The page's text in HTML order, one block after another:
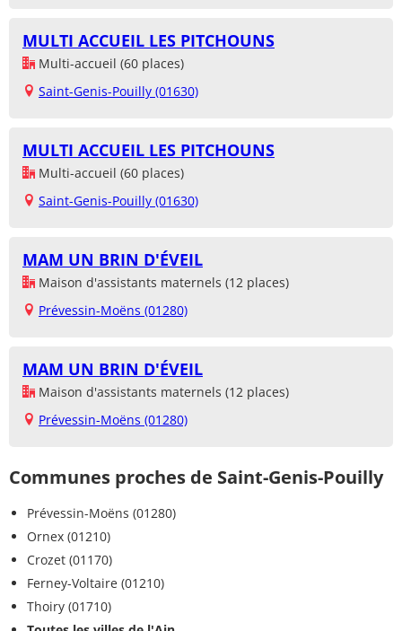
MULTI ACCUEIL LES PITCHOUNS
Multi-accueil (60 places)
Saint-Genis-Pouilly (01630)
MULTI ACCUEIL LES PITCHOUNS
Multi-accueil (60 places)
Saint-Genis-Pouilly (01630)
MAM UN BRIN D'ÉVEIL
Maison d'assistants maternels (12 places)
Prévessin-Moëns (01280)
MAM UN BRIN D'ÉVEIL
Maison d'assistants maternels (12 places)
Prévessin-Moëns (01280)
Communes proches de Saint-Genis-Pouilly
Prévessin-Moëns (01280)
Ornex (01210)
Crozet (01170)
Ferney-Voltaire (01210)
Thoiry (01710)